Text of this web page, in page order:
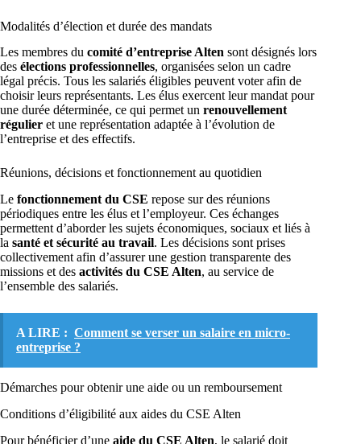
Modalités d’élection et durée des mandats
Les membres du comité d’entreprise Alten sont désignés lors
des élections professionnelles, organisées selon un cadre
légal précis. Tous les salariés éligibles peuvent voter afin de
choisir leurs représentants. Les élus exercent leur mandat pour
une durée déterminée, ce qui permet un renouvellement
régulier et une représentation adaptée à l’évolution de
l’entreprise et des effectifs.
Réunions, décisions et fonctionnement au quotidien
Le fonctionnement du CSE repose sur des réunions
périodiques entre les élus et l’employeur. Ces échanges
permettent d’aborder les sujets économiques, sociaux et liés à
la santé et sécurité au travail. Les décisions sont prises
collectivement afin d’assurer une gestion transparente des
missions et des activités du CSE Alten, au service de
l’ensemble des salariés.
A LIRE : Comment se verser un salaire en micro-
entreprise ?
Démarches pour obtenir une aide ou un remboursement
Conditions d’éligibilité aux aides du CSE Alten
Pour bénéficier d’une aide du CSE Alten, le salarié doit